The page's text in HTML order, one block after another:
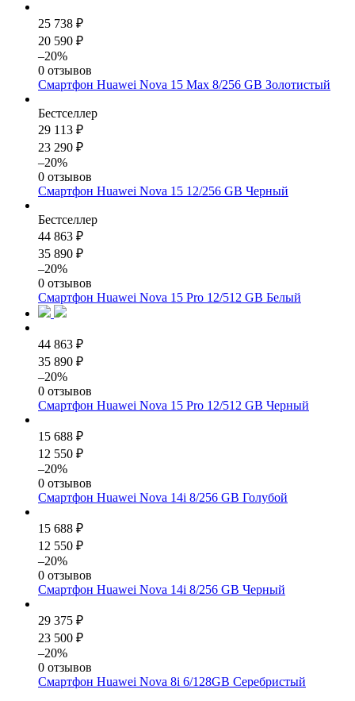
25 738 ₽
20 590 ₽
–20%
0 отзывов
Смартфон Huawei Nova 15 Max 8/256 GB Золотистый
Бестселлер
29 113 ₽
23 290 ₽
–20%
0 отзывов
Смартфон Huawei Nova 15 12/256 GB Черный
Бестселлер
44 863 ₽
35 890 ₽
–20%
0 отзывов
Смартфон Huawei Nova 15 Pro 12/512 GB Белый
44 863 ₽
35 890 ₽
–20%
0 отзывов
Смартфон Huawei Nova 15 Pro 12/512 GB Черный
15 688 ₽
12 550 ₽
–20%
0 отзывов
Смартфон Huawei Nova 14i 8/256 GB Голубой
15 688 ₽
12 550 ₽
–20%
0 отзывов
Смартфон Huawei Nova 14i 8/256 GB Черный
29 375 ₽
23 500 ₽
–20%
0 отзывов
Смартфон Huawei Nova 8i 6/128GB Серебристый